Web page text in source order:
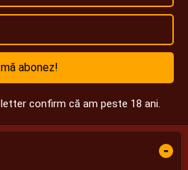
mă abonez!
confirm că am peste 18 ani.
-